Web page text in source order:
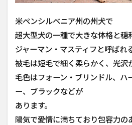
ー
ト
ーン
犬
の
最
高
齢
記
録
米ペンシルベニア州の州犬で
超大型犬の一種で大きな体格と穏
ジャーマン・マスティフと呼ばれ
被毛は短毛で細く柔らかく、光沢
毛色はフォーン・ブリンドル、ハ
ー、ブラックなどが
あります。
陽気で愛情に満ちており包容力の